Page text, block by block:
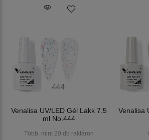
Venalisa UV/LED Gél Lakk 7.5
ml No.444
Több, mint 20 db raktáron
Venalisa